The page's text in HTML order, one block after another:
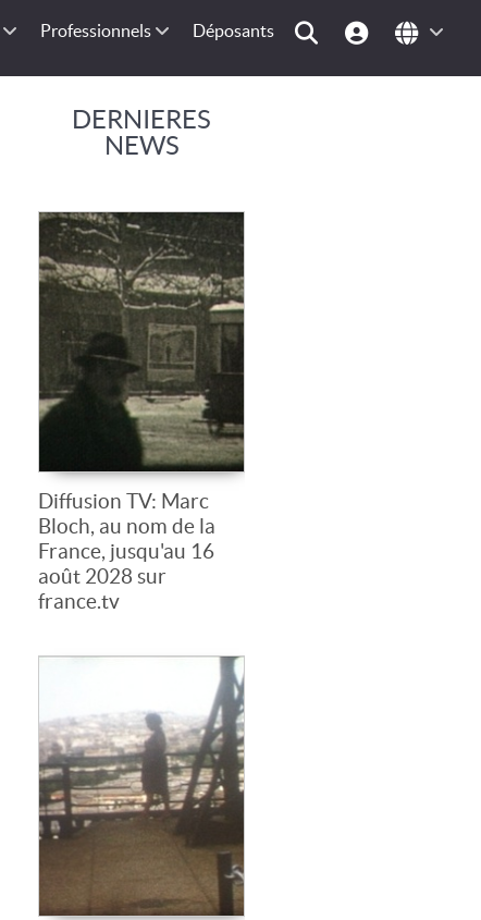
Professionnels Déposants
DERNIERES
NEWS
Diffusion TV: Marc
Bloch, au nom de la
France, jusqu'au 16
août 2028 sur
france.tv